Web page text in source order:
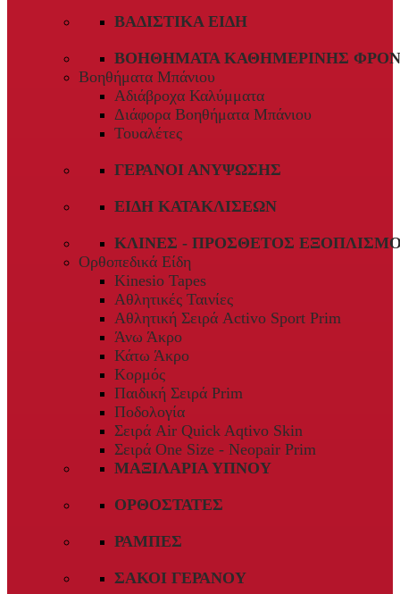
ΒΑΔΙΣΤΙΚΆ ΕΊΔΗ
ΒΟΗΘΉΜΑΤΑ ΚΑΘΗΜΕΡΙΝΉΣ
Βοηθήματα Μπάνιου
Αδιάβροχα Καλύμματα
Διάφορα Βοηθήματα Μπάνιου
Τουαλέτες
ΓΕΡΑΝΟΊ ΑΝΎΨΩΣΗΣ
ΕΊΔΗ ΚΑΤΑΚΛΊΣΕΩΝ
ΚΛΊΝΕΣ - ΠΡΌΣΘΕΤΟΣ
Ορθοπεδικά Είδη
Kinesio Tapes
Αθλητικές Ταινίες
Αθλητική Σειρά Activo Sport Prim
Άνω Άκρο
Κάτω Άκρο
Κορμός
Παιδική Σειρά Prim
Ποδολογία
Σειρά Air Quick Aqtivo Skin
Σειρά One Size - Neopair Prim
ΜΑΞΙΛΆΡΙΑ ΎΠΝΟΥ
ΟΡΘΟΣΤΆΤΕΣ
ΡΆΜΠΕΣ
ΣΆΚΟΙ ΓΕΡΑΝΟΎ